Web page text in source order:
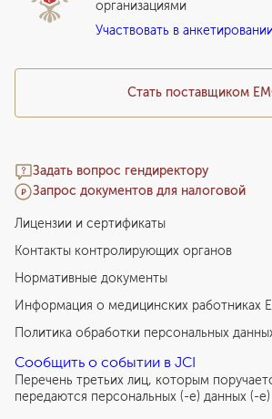
Подарочный сертификат EMC
Медицинский туризм
Стать поставщиком
Задать вопрос гендиректору
Запрос документов для налоговой
организациями
Участвовать в
Лицензии и сертификаты
Контакты контролирующих органов
Нормативные документы
Информация о медицинских работниках
Политика обработки персональных
Сообщить о событии в JCI
Перечень третьих лиц, которым
передаются персональных (-е) данных (-е)